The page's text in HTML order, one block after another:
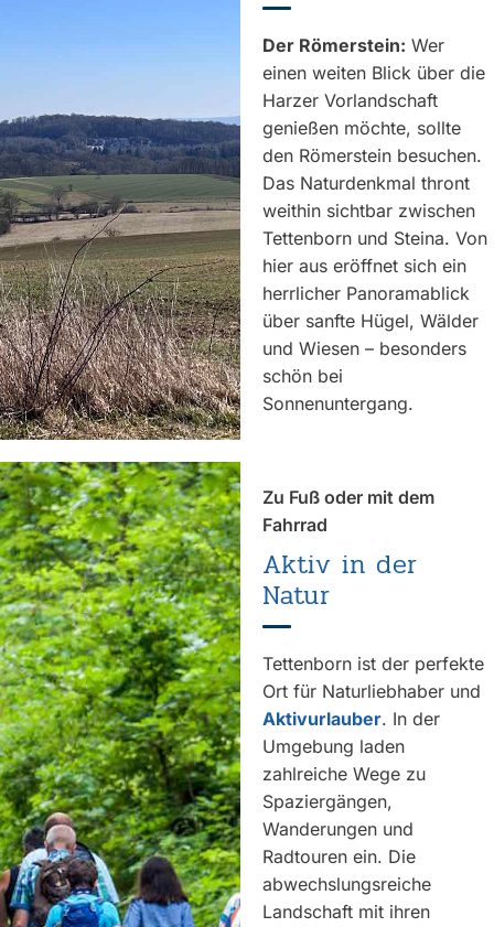
Der Römerstein: Wer
einen weiten Blick über die
Harzer Vorlandschaft
genießen möchte, sollte
den Römerstein besuchen.
Das Naturdenkmal thront
weithin sichtbar zwischen
Tettenborn und Steina. Von
hier aus eröffnet sich ein
herrlicher Panoramablick
über sanfte Hügel, Wälder
und Wiesen – besonders
schön bei
Sonnenuntergang.
Zu Fuß oder mit dem
Fahrrad
Aktiv in der
Natur
Tettenborn ist der perfekte
Ort für Naturliebhaber und
Aktivurlauber. In der
Umgebung laden
zahlreiche Wege zu
Spaziergängen,
Wanderungen und
Radtouren ein. Die
abwechslungsreiche
Landschaft mit ihren